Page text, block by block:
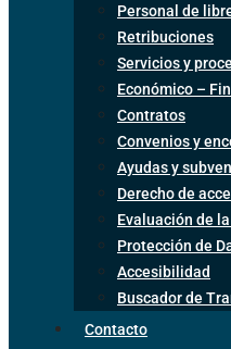
Personal de
Retribuciones
Servicios y
Económico –
Contratos
Convenios y
Ayudas y
Derecho de
Evaluación de
Protección de
Accesibilidad
Buscador de
Contacto